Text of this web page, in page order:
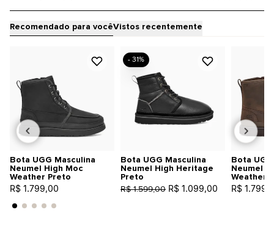
Recomendado para vocêVistos recentemente
Bota UGG Masculina
Neumel High Moc
Weather Preto
R$ 1.799,00
Bota UGG Masculina
Neumel High Heritage
Preto
R$ 1.599,00 R$ 1.099,00
- 31%
Bota
Neumel
Weather
R$